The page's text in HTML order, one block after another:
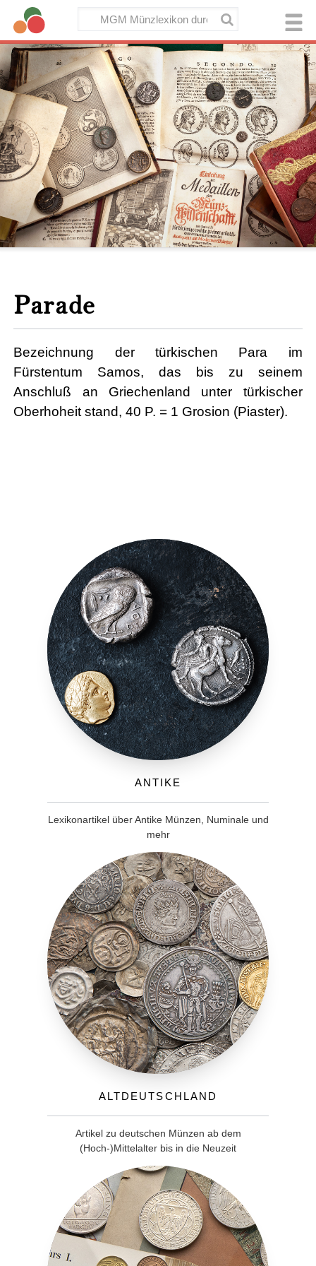
Parade
Bezeichnung der türkischen Para im
Fürstentum Samos, das bis zu seinem
Anschluß an Griechenland unter türkischer
Oberhoheit stand, 40 P. = 1 Grosion (Piaster).
Antike
Lexikonartikel über Antike Münzen, Numinale und
mehr
Altdeutschland
Artikel zu deutschen Münzen ab dem
(Hoch-)Mittelalter bis in die Neuzeit